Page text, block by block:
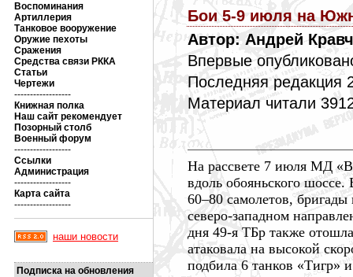
Воспоминания
Артиллерия
Танковое вооружение
Оружие пехоты
Сражения
Средства связи РККА
Статьи
Чертежи
------------------
Книжная полка
Наш сайт рекомендует
Позорный столб
Военный форум
------------------
Ссылки
Администрация
------------------
Карта сайта
------------------
наши новости
Подписка на обновления
Бои 5-9 июля на
Автор: Андрей
Впервые
Последняя редакция
Материал читали
На рассвете 7 июля МД
вдоль обояньского шоссе.
60–80 самолетов, бригады
северо-западном
дня 49-я ТБр также
атаковала на высокой
подбила 6 танков «Тигр»